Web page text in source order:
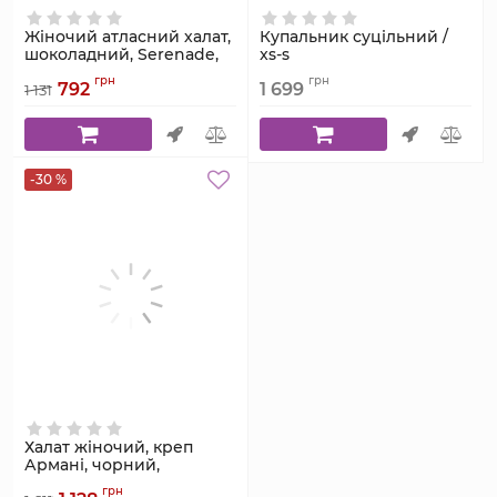
Жіночий атласний халат,
шоколадний, Serenade,
Артикул:441
1 131 792 грн
Купальник суцільний /
xs-s
Артикул:
1 699 грн
-30 %
Халат жіночий, креп
Армані, чорний,
грн